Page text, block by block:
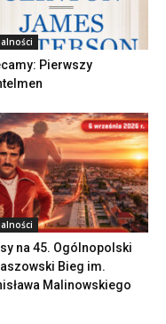
Pierwszy
na 45. Ogólnopolski
Bieg im.
Malinowskiego